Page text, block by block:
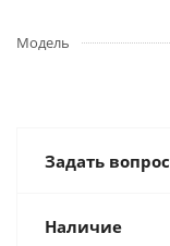
Модель
Задать вопрос
Наличие